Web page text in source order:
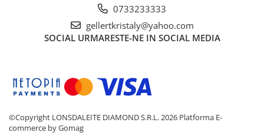
0733233333
gellertkristaly@yahoo.com
SOCIAL URMARESTE-NE IN SOCIAL MEDIA
©Copyright LONSDALEITE DIAMOND S.R.L. 2026 Platforma E-
commerce by Gomag